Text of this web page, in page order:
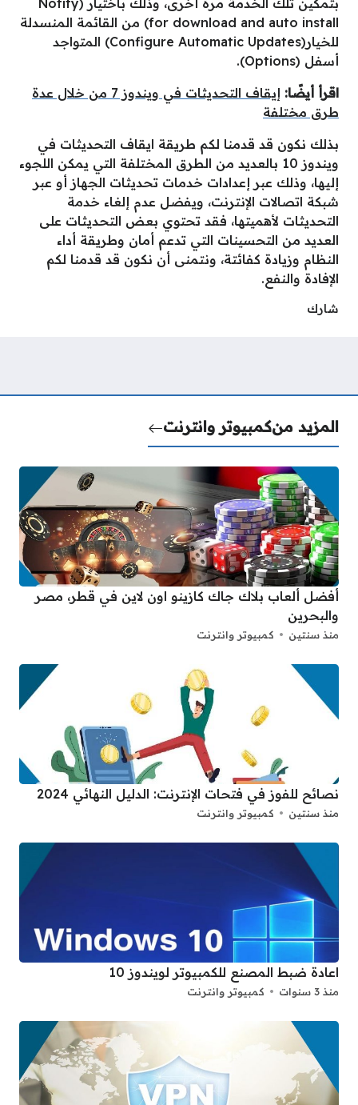
بتمكين تلك الخدمة مرة أخرى، وذلك باختيار (Notify
for download and auto install) من القائمة المنسدلة
للخيار(Configure Automatic Updates) المتواجد
أسفل (Options).
اقرأ أيضًا:
إيقاف التحديثات في ويندوز 7 من خلال عدة
طرق مختلفة
بذلك نكون قد قدمنا لكم طريقة ايقاف التحديثات في
ويندوز 10 بالعديد من الطرق المختلفة التي يمكن اللجوء
إليها، وذلك عبر إعدادات خدمات تحديثات الجهاز أو عبر
شبكة اتصالات الإنترنت، ويفضل عدم إلغاء خدمة
التحديثات لأهميتها، فقد تحتوي بعض التحديثات على
العديد من التحسينات التي تدعم أمان وطريقة أداء
النظام وزيادة كفائتة، ونتمنى أن نكون قد قدمنا لكم
الإفادة والنفع.
شارك
المزيد منكمبيوتر وانترنت
أفضل ألعاب بلاك جاك كازينو اون لاين في قطر، مصر
والبحرين
منذ سنتين كمبيوتر وانترنت
نصائح للفوز في فتحات الإنترنت: الدليل النهائي 2024
منذ سنتين كمبيوتر وانترنت
اعادة ضبط المصنع للكمبيوتر لويندوز 10
منذ 3 سنوات كمبيوتر وانترنت